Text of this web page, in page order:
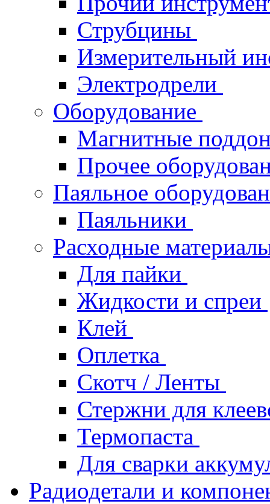
Струбцины
Измерительный
Электродрели
Оборудование
Магнитные
Прочее
Паяльное
Паяльники
Расходные
Для пайки
Жидкости и спреи
Клей
Оплетка
Скотч / Ленты
Стержни для
Термопаста
Для сварки
Радиодетали и